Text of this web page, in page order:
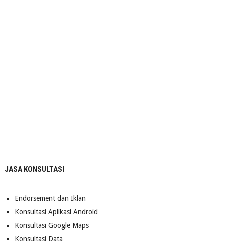
JASA KONSULTASI
Endorsement dan Iklan
Konsultasi Aplikasi Android
Konsultasi Google Maps
Konsultasi Data